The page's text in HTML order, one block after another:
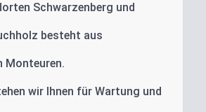
Schwarzenberg und
besteht aus
Monteuren.
wir Ihnen für Wartung und